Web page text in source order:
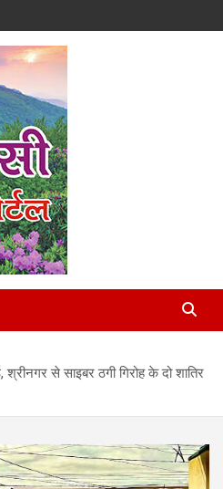
श्रीनगर से साइबर ठगी गिरोह के दो शातिर